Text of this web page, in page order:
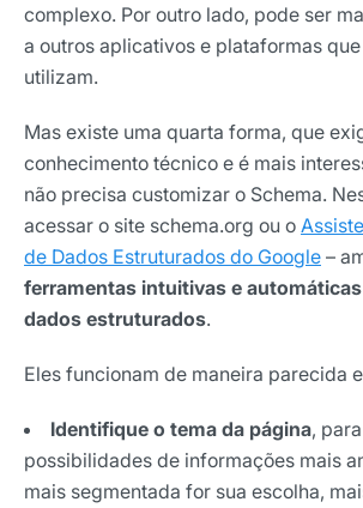
complexo. Por outro lado, pode ser
a outros aplicativos e plataformas
utilizam.
Mas existe uma quarta forma, que
conhecimento técnico e é mais
não precisa customizar o Schema.
acessar o site schema.org ou o
de Dados Estruturados do Google –
ferramentas intuitivas e
dados estruturados.
Eles funcionam de maneira parecida
Identifique o tema da página,
possibilidades de informações mais
mais segmentada for sua escolha,